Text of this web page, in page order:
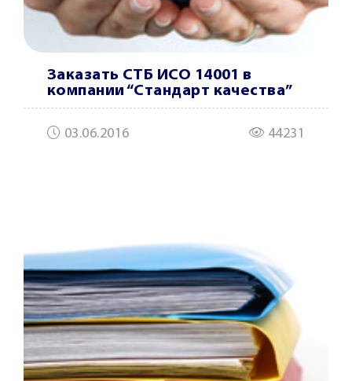
Заказать СТБ ИСО 14001 в
компании “Cтандарт качества”
03.06.2016 44231